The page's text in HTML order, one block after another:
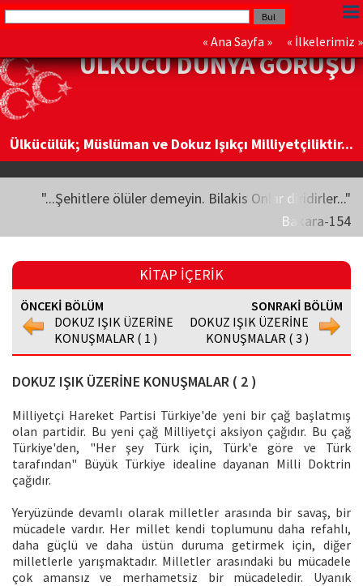
« Ana Sayfa » « İlkelerimiz »
ÜLKÜCÜ DÜNYA GÖRÜŞÜ
Ülkücülük; Müslüman ve Dokuz Işıkçı Milliyetçiliktir...
"...Şehitlere ölüler demeyin. Bilakis Onlar diridirler..."
Bakara-154
KİTAP İÇERİK
ÖNCEKİ BÖLÜM
DOKUZ IŞIK ÜZERİNE
KONUŞMALAR ( 1 )
SONRAKİ BÖLÜM
DOKUZ IŞIK ÜZERİNE
KONUŞMALAR ( 3 )
DOKUZ IŞIK ÜZERİNE KONUŞMALAR ( 2 )
Milliyetçi Hareket Partisi Türkiye'de yeni bir çağ başlatmış
olan partidir. Bu yeni çağ Milliyetçi aksiyon çağıdır. Bu çağ
Türkiye'den, "Her şey Türk için, Türk'e göre ve Türk
tarafından" Büyük Türkiye idealine dayanan Milli Doktrin
çağıdır.
Yeryüzünde devamlı olarak milletler arasında bir savaş, bir
mücadele vardır. Her millet kendi toplumunu daha refahlı,
daha güçlü ve daha üstün duruma getirmek için, diğer
milletlerle yarışmaktadır. Milletler arasındaki bu mücadele
çok amansız ve merhametsiz bir mücadeledir. Uyanık